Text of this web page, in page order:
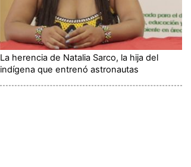
La herencia de Natalia Sarco, la hija del
indígena que entrenó astronautas